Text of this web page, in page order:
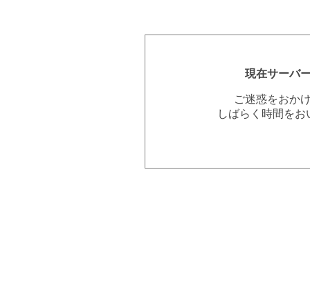
現在サーバ
ご迷惑をおか
しばらく時間を